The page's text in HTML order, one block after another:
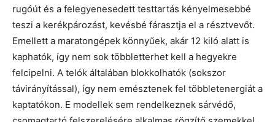
rugóút és a felegyenesedett testtartás kényelmesebbé
teszi a kerékpározást, kevésbé fárasztja el a résztvevőt.
Emellett a maratongépek könnyűek, akár 12 kiló alatt is
kaphatók, így nem sok többletterhet kell a hegyekre
felcipelni. A telók általában blokkolhatók (sokszor
távirányítással), így nem emésztenek fel többletenergiát a
kaptatókon. E modellek sem rendelkeznek sárvédő,